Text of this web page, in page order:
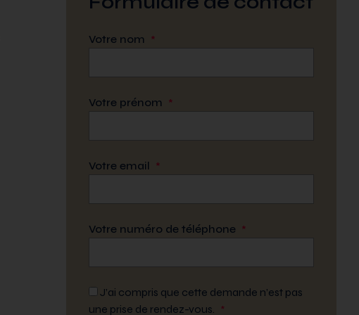
Votre nom *
Votre prénom *
Votre email *
Votre numéro de téléphone *
J’ai compris que cette demande n’est pas
une prise de rendez-vous. *